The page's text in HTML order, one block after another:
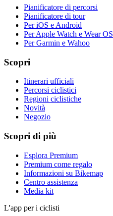
Pianificatore di percorsi
Pianificatore di tour
Per iOS e Android
Per Apple Watch e Wear OS
Per Garmin e Wahoo
Scopri
Itinerari ufficiali
Percorsi ciclistici
Regioni ciclistiche
Novità
Negozio
Scopri di più
Esplora Premium
Premium come regalo
Informazioni su Bikemap
Centro assistenza
Media kit
L'app per i ciclisti